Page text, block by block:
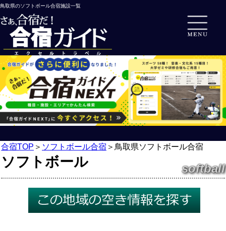
鳥取県のソフトボール合宿施設一覧
合宿TOP ＞ ソフトボール合宿 ＞ 鳥取県ソフトボール合宿
ソフトボール softball